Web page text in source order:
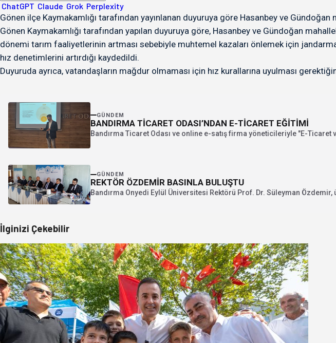
ChatGPT Claude Grok Perplexity
Gönen ilçe Kaymakamlığı tarafından yayınlanan duyuruya göre Hasanbey ve Gündoğan
Gönen Kaymakamlığı tarafından yapılan duyuruya göre, Hasanbey ve Gündoğan
dönemi tarım faaliyetlerinin artması sebebiyle muhtemel kazaları önlemek için
hız denetimlerini artırdığı kaydedildi.
Duyuruda ayrıca, vatandaşların mağdur olmaması için hız kurallarına uyulması
GÜNDEM
BANDIRMA TİCARET ODASI’NDAN E-TİCARET EĞİTİMİ
Bandırma Ticaret Odası ve online e-satış firma yöneticileriyle "E-
GÜNDEM
REKTÖR ÖZDEMİR BASINLA BULUŞTU
Bandırma Onyedi Eylül Üniversitesi Rektörü Prof. Dr. Süleyman
İlginizi Çekebilir